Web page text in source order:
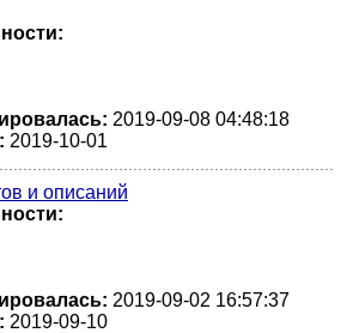
2019-09-08 04:48:18
2019-10-01
и описаний
2019-09-02 16:57:37
2019-09-10